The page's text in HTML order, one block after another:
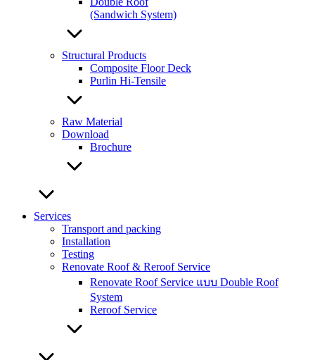
(Sandwich System)
Structural Products
Composite Floor Deck
Purlin Hi-Tensile
Raw Material
Download
Brochure
Services
Transport and packing
Installation
Testing
Renovate Roof & Reroof Service
Renovate Roof Service แบบ Double Roof
System
Reroof Service